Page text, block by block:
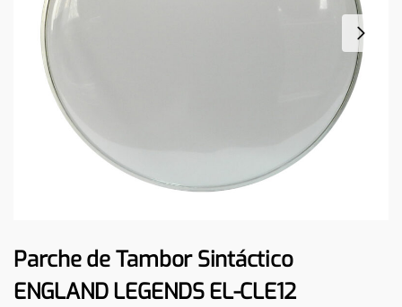
Parche de Tambor Sintáctico
ENGLAND LEGENDS EL-CLE12